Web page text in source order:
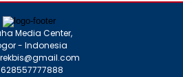
Media Center,
- Indonesia